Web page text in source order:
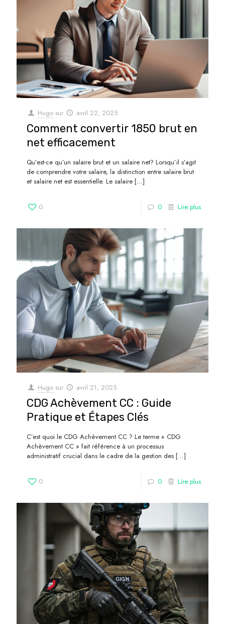
Hugo sur avril 22, 2025
Comment convertir 1850 brut en
net efficacement
Qu’est-ce qu’un salaire brut et un salaire net? Lorsqu’il s’agit
de comprendre votre salaire, la distinction entre salaire brut
et salaire net est essentielle. Le salaire […]
0 0 Lire plus
Hugo sur avril 21, 2025
CDG Achèvement CC : Guide
Pratique et Étapes Clés
C’est quoi le CDG Achèvement CC ? Le terme « CDG
Achèvement CC » fait référence à un processus
administratif crucial dans le cadre de la gestion des […]
0 0 Lire plus